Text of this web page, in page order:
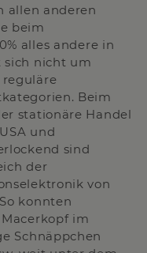
allen anderen
beim
alles andere in
sich nicht um
reguläre
Beim
stationäre Handel
und
sind
der
von
konnten
im
Schnäppchen